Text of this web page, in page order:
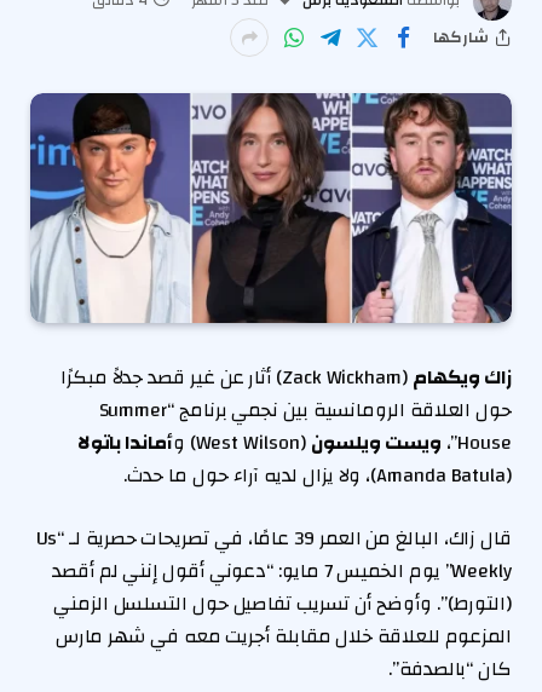
شاركها
زاك ويكهام
(Zack Wickham) أثار عن غير قصد جدلاً مبكرًا
حول العلاقة الرومانسية بين نجمي برنامج “Summer
House”، ويست ويلسون(West Wilson) و
أماندا باتولا
(Amanda Batula)، ولا يزال لديه آراء حول ما حدث.
قال زاك، البالغ من العمر 39 عامًا، في تصريحات حصرية لـ “Us
Weekly” يوم الخميس 7 مايو: “دعوني أقول إنني لم أقصد
(التورط)”. وأوضح أن تسريب تفاصيل حول التسلسل الزمني
المزعوم للعلاقة خلال مقابلة أجريت معه في شهر مارس
كان “بالصدفة”.